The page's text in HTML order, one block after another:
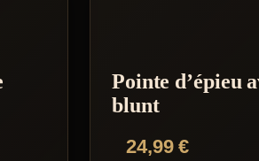
Pointe d’épieu
blunt
24,99€